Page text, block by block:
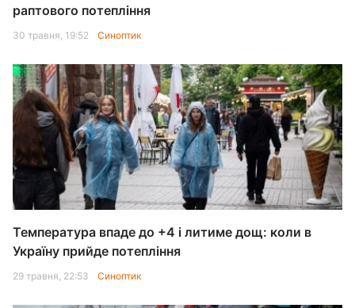
раптового потепління
30 травня, 19:52 Синоптик
Температура впаде до +4 і литиме дощ: коли в
Україну прийде потепління
29 травня, 22:53 Синоптик